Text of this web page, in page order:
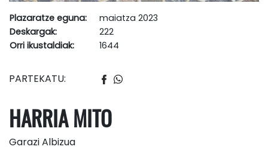
Plazaratze eguna:
maiatza 2023
Deskargak:
222
Orri ikustaldiak:
1644
PARTEKATU:
HARRIA MITO
Garazi Albizua